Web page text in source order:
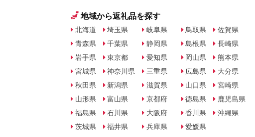
地域から返礼品を探す
北海道
青森県
岩手県
宮城県
秋田県
山形県
福島県
茨城県
埼玉県
千葉県
東京都
神奈川県
新潟県
富山県
石川県
福井県
岐阜県
静岡県
愛知県
三重県
滋賀県
京都府
大阪府
兵庫県
鳥取県
島根県
岡山県
広島県
山口県
徳島県
香川県
愛媛県
佐賀県
長崎県
熊本県
大分県
宮崎県
鹿児島県
沖縄県